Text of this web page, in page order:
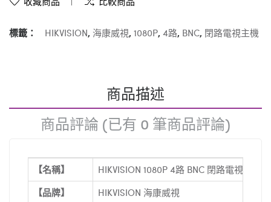
標籤： HIKVISION, 海康威視, 1080P, 4路, BNC, 閉路電視主機
商品描述
商品評論 (已有 0 筆商品評論)
【名稱】
HIKVISION 1080P 4路 BNC 閉路電視主機
【品牌】
HIKVISION 海康威視